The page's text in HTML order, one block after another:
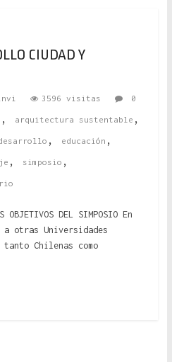
CIUDAD Y
3596 visitas 0
, arquitectura sustentable ,
, educación ,
, simposio ,
OBJETIVOS DEL SIMPOSIO En
otras Universidades
Chilenas como